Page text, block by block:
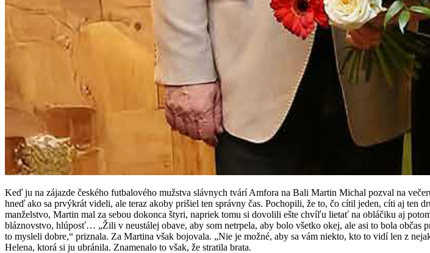
Keď ju na zájazde českého futbalového muž­stva slávnych tvárí Amfora na Bali Mar­tin Michal pozval na
hneď ako sa prvý­krát videli, ale teraz akoby prišiel ten správny čas. Pochopili, že to, čo cítil jeden, cíti aj
manželstvo, Martin mal za sebou dokonca štyri, napriek tomu si dovolili ešte chvíľu lietať na oblá­čiku aj
bláznovstvo, hlúposť… „Žili v neustálej obave, aby som netrpela, aby bolo všetko okej, ale asi to bola
to mysleli dobre,“ priznala. Za Martina však bojovala. „Nie je možné, aby sa vám niekto, kto to vidí len z
Helena, ktorá si ju ubránila. Zname­nalo to však, že stratila brata.